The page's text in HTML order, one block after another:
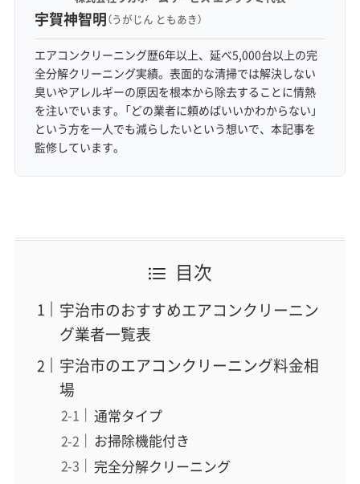
宇賀神智明（うがじん ともあき）
エアコンクリーニング歴6年以上、延べ5,000台以上の完
全分解クリーニング実績。表面的な清掃では解決しない
臭いやアレルギーの原因を根本から除去することに情熱
を注いでいます。「どの業者に頼めばいいかわからない」
という方を一人でも減らしたいという想いで、本記事を
監修しています。
目次
宇治市のおすすめエアコンクリーニン
グ業者一覧表
宇治市のエアコンクリーニング料金相
場
通常タイプ
お掃除機能付き
完全分解クリーニング